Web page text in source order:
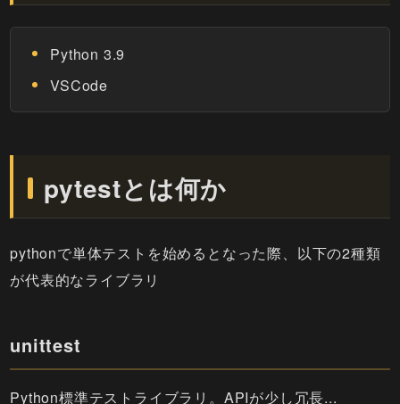
Python 3.9
VSCode
pytestとは何か
pythonで単体テストを始めるとなった際、以下の2種類
が代表的なライブラリ
unittest
Python標準テストライブラリ。APIが少し冗長...